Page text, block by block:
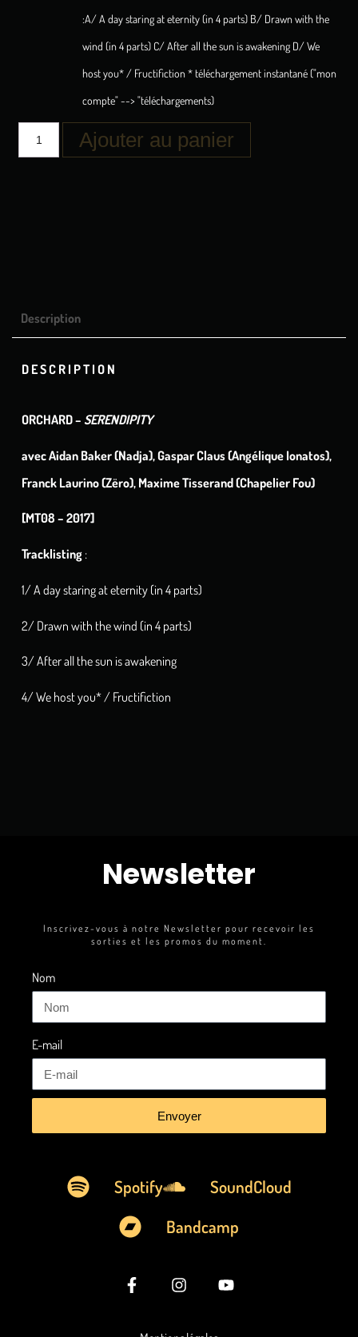
:A/ A day staring at eternity (in 4 parts) B/ Drawn with the
wind (in 4 parts) C/ After all the sun is awakening D/ We
host you* / Fructifiction * téléchargement instantané ("mon
compte" --> "téléchargements)
Ajouter au panier
Description
DESCRIPTION
ORCHARD – SERENDIPITY
avec Aidan Baker (Nadja), Gaspar Claus (Angélique Ionatos),
Franck Laurino (Zëro), Maxime Tisserand (Chapelier Fou)
[MT08 – 2017]
Tracklisting :
1/ A day staring at eternity (in 4 parts)
2/ Drawn with the wind (in 4 parts)
3/ After all the sun is awakening
4/ We host you* / Fructifiction
Newsletter
Inscrivez-vous à notre Newsletter pour recevoir les
sorties et les promos du moment.
Nom
E-mail
Envoyer
Spotify
SoundCloud
Bandcamp